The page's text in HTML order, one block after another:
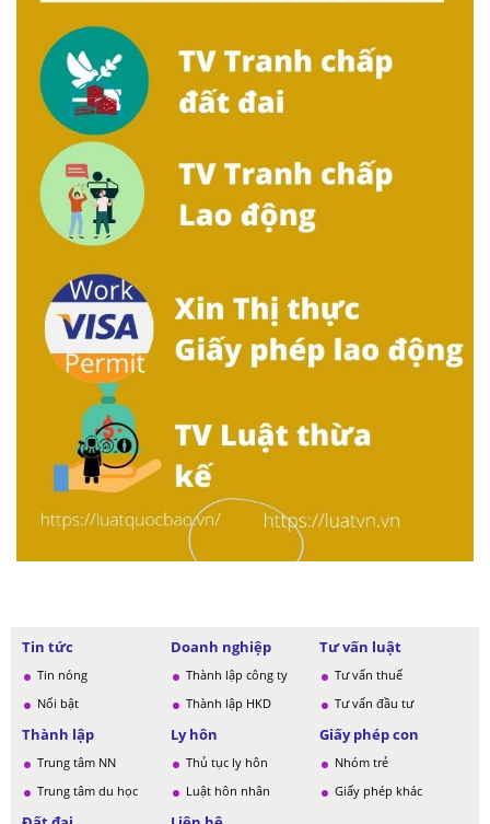
Tin tức
Tin nóng
Nổi bật
Doanh nghiệp
Thành lập công ty
Thành lập HKD
Tư vấn luật
Tư vấn thuế
Tư vấn đầu tư
Thành lập
Trung tâm NN
Trung tâm du học
Ly hôn
Thủ tục ly hôn
Luật hôn nhân
Giấy phép con
Nhóm trẻ
Giấy phép khác